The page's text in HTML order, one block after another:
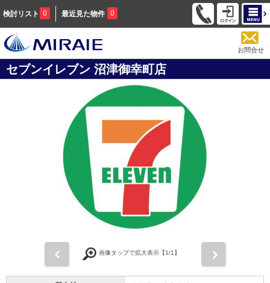
検討リスト 0 最近見た物件 0
お問合せ
セブンイレブン 沼津御幸町店
画像タップで拡大表示【1/1】